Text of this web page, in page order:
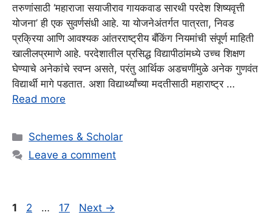
तरुणांसाठी ‘महाराजा सयाजीराव गायकवाड सारथी परदेश शिष्यवृत्ती
योजना’ ही एक सुवर्णसंधी आहे. या योजनेअंतर्गत पात्रता, निवड
प्रक्रिया आणि आवश्यक आंतरराष्ट्रीय बँकिंग नियमांची संपूर्ण माहिती
खालीलप्रमाणे आहे. परदेशातील प्रसिद्ध विद्यापीठांमध्ये उच्च शिक्षण
घेण्याचे अनेकांचे स्वप्न असते, परंतु आर्थिक अडचणींमुळे अनेक गुणवंत
विद्यार्थी मागे पडतात. अशा विद्यार्थ्यांच्या मदतीसाठी महाराष्ट्र …
Read more
Categories
Schemes & Scholar
Leave a comment
Page
1 Page
2 … Page
17 Next →